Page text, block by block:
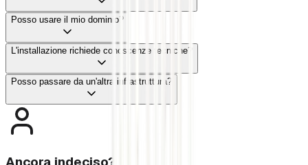
Posso usare il mio dominio?
L'installazione richiede conoscenze tecniche?
Posso passare da un'altra infrastruttura?